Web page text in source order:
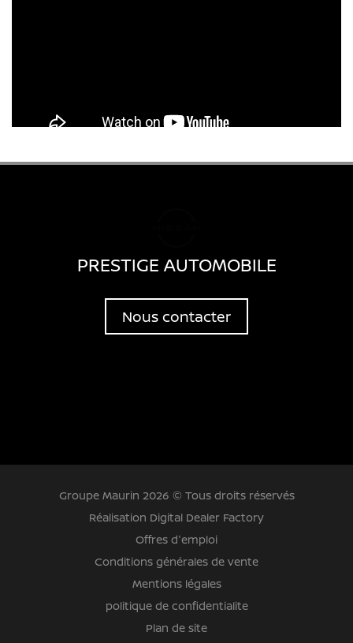
PRESTIGE AUTOMOBILE
Nous contacter
Groupe Maurin 2026 © Tous droits réservés
Réalisation Digital Dealer Factory
Offres d'emploi
Conditions générales de vente
Mentions légales
politique de confidentialite
Plan de site